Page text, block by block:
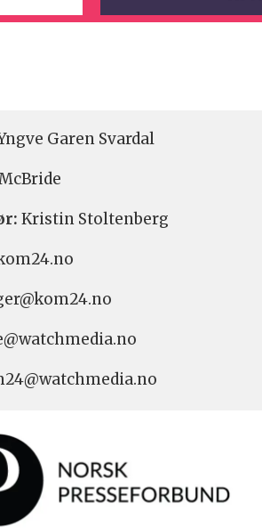
Garen Svardal
Kristin Stoltenberg